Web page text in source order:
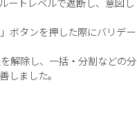
ートレベルで遮断し、意図し
ボタンを押した際にバリデー
解除し、一括・分割などの分
しました。